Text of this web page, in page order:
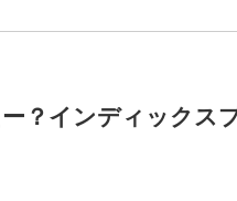
ー？インディックス